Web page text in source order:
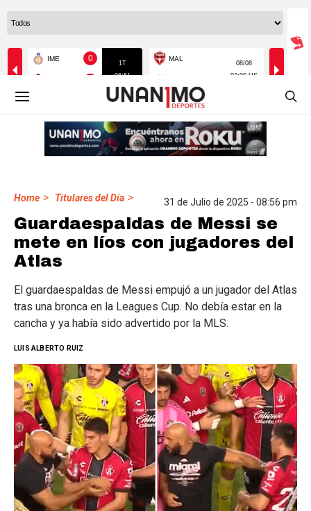
Home > Titulares del Día > 31 de Julio de 2025 - 08:56 pm
Guardaespaldas de Messi se
mete en líos con jugadores del
Atlas
El guardaespaldas de Messi empujó a un jugador del Atlas
tras una bronca en la Leagues Cup. No debía estar en la
cancha y ya había sido advertido por la MLS.
LUIS ALBERTO RUIZ